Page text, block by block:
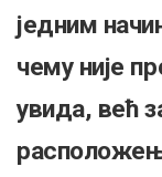
једним
чему није
увида, већ